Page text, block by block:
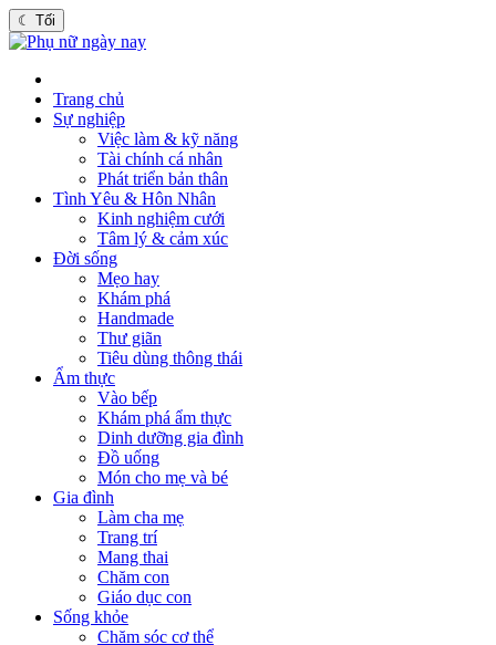
☾ Tối
Trang chủ
Sự nghiệp
Việc làm & kỹ năng
Tài chính cá nhân
Phát triển bản thân
Tình Yêu & Hôn Nhân
Kinh nghiệm cưới
Tâm lý & cảm xúc
Đời sống
Mẹo hay
Khám phá
Handmade
Thư giãn
Tiêu dùng thông thái
Ẩm thực
Vào bếp
Khám phá ẩm thực
Dinh dưỡng gia đình
Đồ uống
Món cho mẹ và bé
Gia đình
Làm cha mẹ
Trang trí
Mang thai
Chăm con
Giáo dục con
Sống khỏe
Chăm sóc cơ thể